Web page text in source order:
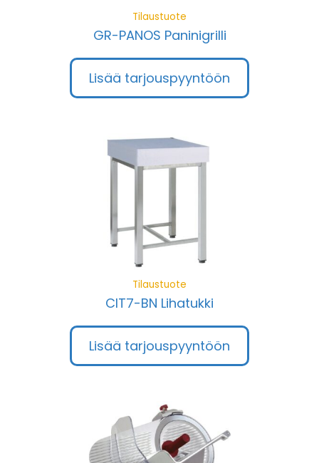
Tilaustuote
GR-PANOS Paninigrilli
Lisää tarjouspyyntöön
Tilaustuote
CIT7-BN Lihatukki
Lisää tarjouspyyntöön